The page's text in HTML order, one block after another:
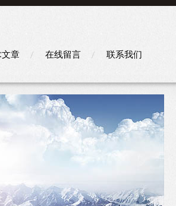
章 在线留言 联系我们